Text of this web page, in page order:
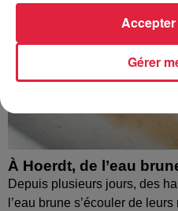
À Hoerdt, de l’eau
Depuis plusieurs jours, des
l’eau brune s’écouler de
Gérer